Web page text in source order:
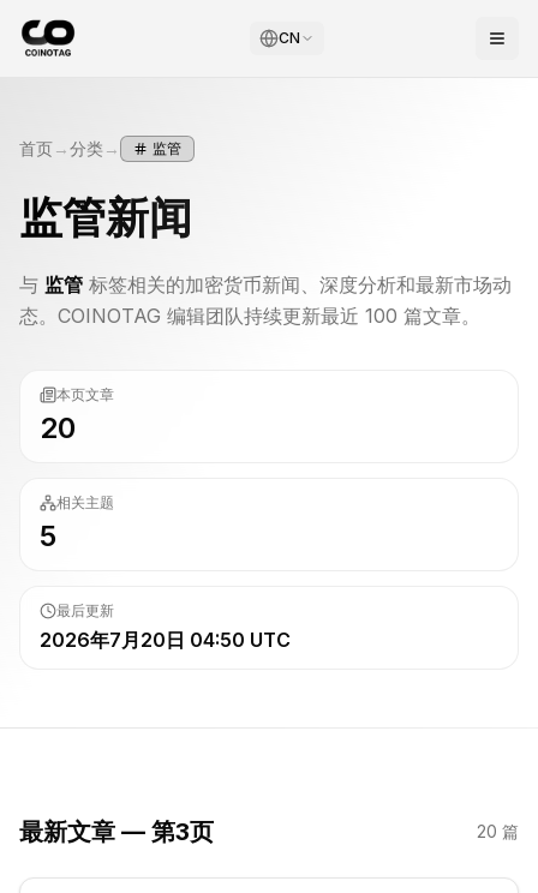
CN
首页→分类→ 监管
监管新闻
与 监管 标签相关的加密货币新闻、深度分析和最新市场动
态。COINOTAG 编辑团队持续更新最近 100 篇文章。
本页文章
20
相关主题
5
最后更新
2026年7月20日 04:50 UTC
最新文章 — 第3页 20 篇